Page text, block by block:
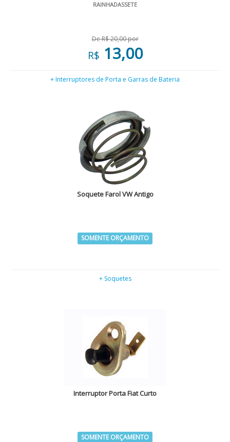
RAINHADASSETE
De R$ 20,00 por
R$ 13,00
+ Interruptores de Porta e Garras de Bateria
Soquete Farol VW Antigo
SOMENTE ORÇAMENTO
+ Soquetes
Interruptor Porta Fiat Curto
SOMENTE ORÇAMENTO